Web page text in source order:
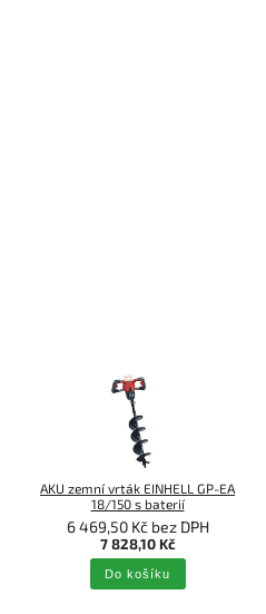
AKU zemní vrták EINHELL GP-EA
18/150 s baterií
6 469,50 Kč bez DPH
7 828,10 Kč
Do košíku